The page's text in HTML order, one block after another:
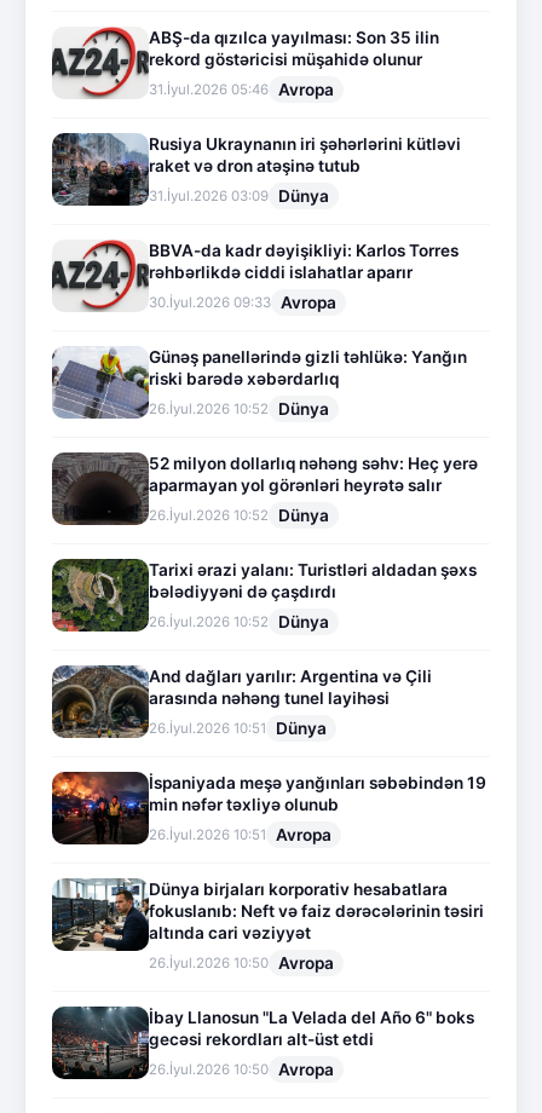
ABŞ-da qızılca yayılması: Son 35 ilin
rekord göstəricisi müşahidə olunur
31.İyul.2026 05:46 Avropa
Rusiya Ukraynanın iri şəhərlərini kütləvi
raket və dron atəşinə tutub
31.İyul.2026 03:09 Dünya
BBVA-da kadr dəyişikliyi: Karlos Torres
rəhbərlikdə ciddi islahatlar aparır
30.İyul.2026 09:33 Avropa
Günəş panellərində gizli təhlükə: Yanğın
riski barədə xəbərdarlıq
26.İyul.2026 10:52 Dünya
52 milyon dollarlıq nəhəng səhv: Heç yerə
aparmayan yol görənləri heyrətə salır
26.İyul.2026 10:52 Dünya
Tarixi ərazi yalanı: Turistləri aldadan şəxs
bələdiyyəni də çaşdırdı
26.İyul.2026 10:52 Dünya
And dağları yarılır: Argentina və Çili
arasında nəhəng tunel layihəsi
26.İyul.2026 10:51 Dünya
İspaniyada meşə yanğınları səbəbindən 19
min nəfər təxliyə olunub
26.İyul.2026 10:51 Avropa
Dünya birjaları korporativ hesabatlara
fokuslanıb: Neft və faiz dərəcələrinin təsiri
altında cari vəziyyət
26.İyul.2026 10:50 Avropa
İbay Llanosun "La Velada del Año 6" boks
gecəsi rekordları alt-üst etdi
26.İyul.2026 10:50 Avropa